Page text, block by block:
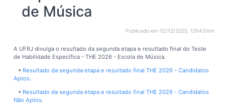
de Música
Publicado em 02/12/2025, 12h43min
A UFRJ divulga o resultado da segunda etapa e resultado final do Teste
de Habilidade Específica - THE 2026 - Escola de Música.
• Resultado da segunda etapa e resultado final THE 2026 - Candidatos
Aptos.
• Resultado da segunda etapa e resultado final THE 2026 - Candidatos
Não Aptos.